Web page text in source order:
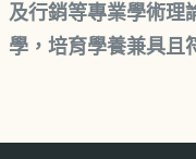
及行銷等專業學術理
學，培育學養兼具且